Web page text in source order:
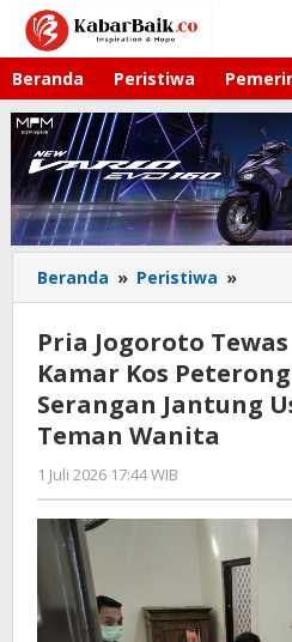
Lewati
konten
Beranda Peristiwa
Beranda » Peristiwa »
di
Usai
Teman
Pria Jogoroto
Kamar Kos
Serangan Jantung
Teman Wanita
1 Juli 2026 17:44 WIB
Gagah
Saputra